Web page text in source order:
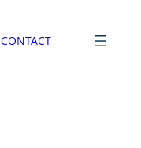
CONTACT